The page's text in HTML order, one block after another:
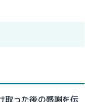
取った後の感謝を伝